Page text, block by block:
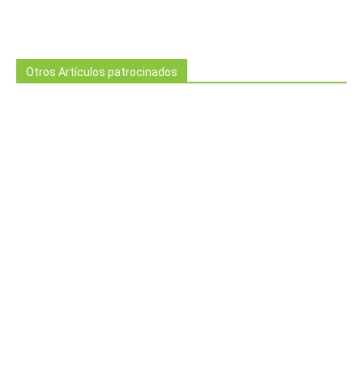
Otros Artículos patrocinados